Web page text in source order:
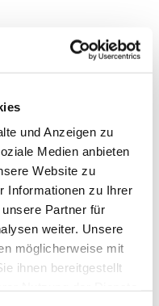
und Anzeigen zu
Medien anbieten
Website zu
Informationen zu Ihrer
Partner für
weiter. Unsere
möglicherweise mit
ihnen bereitgestellt
auch